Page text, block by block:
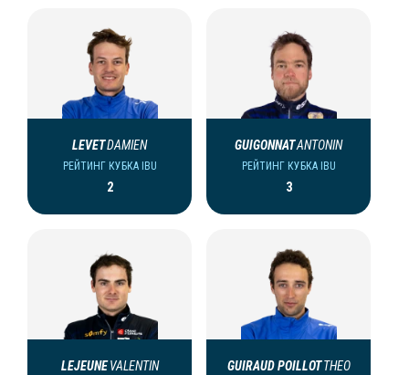
LEVETDAMIEN
РЕЙТИНГ КУБКА IBU
2
GUIGONNATANTONIN
РЕЙТИНГ КУБКА IBU
3
LEJEUNE VALENTIN GUIRAUD POILLOT THEO